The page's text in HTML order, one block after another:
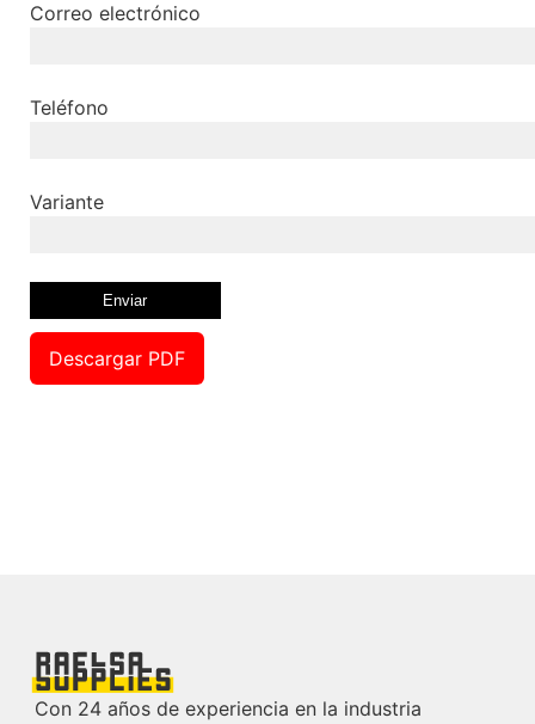
Correo electrónico
Teléfono
Variante
Descargar PDF
Con 24 años de experiencia en la industria